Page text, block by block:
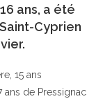
ans, a été
Cyprien
15 ans
ans de Pressignac